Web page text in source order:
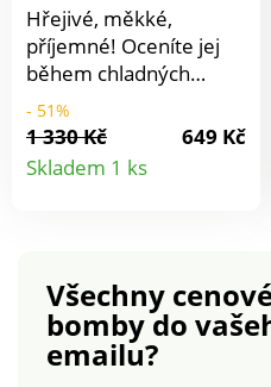
Hřejivé, měkké,
příjemné! Oceníte jej
během chladných
večerů a nocí!
Pyžamová flanelová
košile na rozepínání, na
knoflík. S klasickým
rukávy. Kalhoty s
pružným pasem,
poklopec se 2 knoflíky.
Lze prát v pračce.
- 51%
1 330 Kč
649 Kč
Skladem 1 ks
Detail
Všechny
bombydo
emailu?